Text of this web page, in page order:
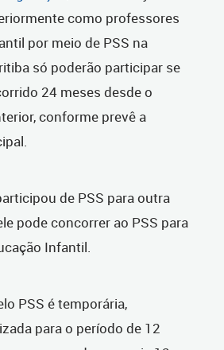
como professores
por meio de PSS na
só poderão participar se
24 meses desde o
conforme prevê a
de PSS para outra
pode concorrer ao PSS para
Infantil.
PSS é temporária,
para o período de 12